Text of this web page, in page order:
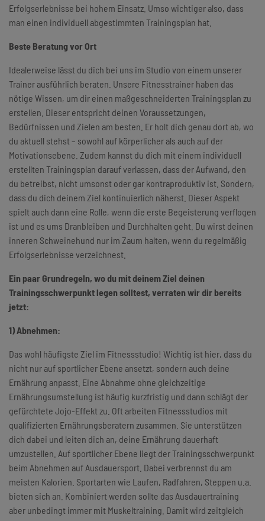
Erfolgserlebnisse bei hohem Einsatz. Umso wichtiger also, dass
man einen individuell abgestimmten Trainingsplan hat.
Beste Beratung vor Ort
Idealerweise lässt du dich bei uns im Studio von einem unserer
Trainer ausführlich beraten. Unsere Fitnesstrainer haben das
nötige Wissen, um dir einen maßgeschneiderten Trainingsplan zu
erstellen. Dieser entspricht deinen Voraussetzungen,
Bedürfnissen und Zielen am besten. Er holt dich genau dort ab, wo
du aktuell stehst – sowohl auf körperlicher als auch auf der
Motivationsebene. Zudem kannst du dich mit einem individuell
erstellten Trainingsplan darauf verlassen, dass der Aufwand, den
du betreibst, nicht umsonst oder gar kontraproduktiv ist. Sondern,
dass du dich deinem Ziel kontinuierlich näherst. Dieser Aspekt
spielt auch dann eine Rolle, wenn die erste Begeisterung verflogen
ist und es ums Dranbleiben und Durchhalten geht. Du wirst deinen
inneren Schweinehund nur im Zaum halten, wenn du regelmäßig
Erfolgserlebnisse verzeichnest.
Ein paar Grundregeln, wo du mit deinem Ziel deinen
Trainingsschwerpunkt legen solltest, verraten wir dir bereits
jetzt:
1) Abnehmen:
Das wohl häufigste Ziel im Fitnessstudio! Wichtig ist hier, dass du
nicht nur auf sportlicher Ebene ansetzt, sondern auch deine
Ernährung anpasst. Eine Abnahme ohne gleichzeitige
Ernährungsumstellung ist häufig kurzfristig und dann schlägt der
gefürchtete Jojo-Effekt zu. Oft arbeiten Fitnessstudios mit
qualifizierten Ernährungsberatern zusammen. Sie unterstützen
dich dabei und leiten dich an, deine Ernährung dauerhaft
umzustellen. Auf sportlicher Ebene liegt der Trainingsschwerpunkt
beim Abnehmen auf Ausdauersport. Dabei verbrennst du am
meisten Kalorien. Sportarten wie Laufen, Radfahren, Steppen u.a.
bieten sich an. Kombiniert werden sollte das Ausdauertraining
aber unbedingt immer mit Muskeltraining. Damit wird zeitgleich